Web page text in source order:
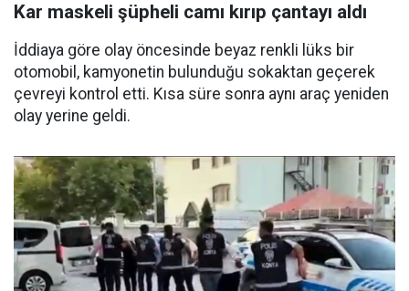
Kar maskeli şüpheli camı kırıp çantayı aldı
İddiaya göre olay öncesinde beyaz renkli lüks bir
otomobil, kamyonetin bulunduğu sokaktan geçerek
çevreyi kontrol etti. Kısa süre sonra aynı araç yeniden
olay yerine geldi.